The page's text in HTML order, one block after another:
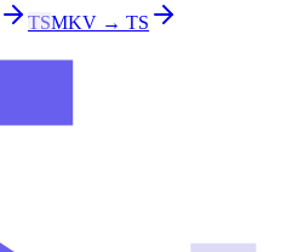
TSMKV → TS